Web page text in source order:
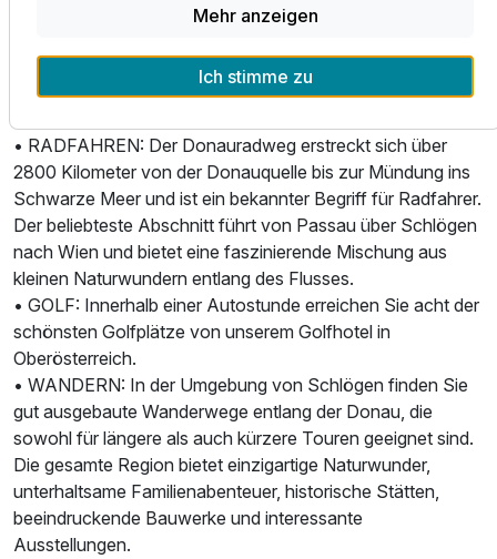
Therme in Bad Füssing.
Freizeitmöglichkeiten: Das Donautal ist der ideale Ort für
Gäste, die Erholung mit körperlicher Aktivität verbinden
• RADFAHREN: Der Donauradweg erstreckt sich über
2800 Kilometer von der Donauquelle bis zur Mündung ins
Schwarze Meer und ist ein bekannter Begriff für Radfahrer.
Der beliebteste Abschnitt führt von Passau über Schlögen
nach Wien und bietet eine faszinierende Mischung aus
kleinen Naturwundern entlang des Flusses.
• GOLF: Innerhalb einer Autostunde erreichen Sie acht der
schönsten Golfplätze von unserem Golfhotel in
Oberösterreich.
• WANDERN: In der Umgebung von Schlögen finden Sie
gut ausgebaute Wanderwege entlang der Donau, die
sowohl für längere als auch kürzere Touren geeignet sind.
Die gesamte Region bietet einzigartige Naturwunder,
unterhaltsame Familienabenteuer, historische Stätten,
beeindruckende Bauwerke und interessante
Ausstellungen.
Mehr anzeigen
Ich stimme zu